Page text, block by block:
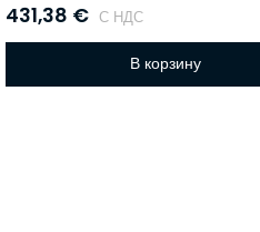
431,38 € С НДС
В корзину